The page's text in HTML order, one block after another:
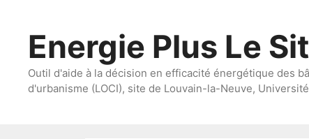
contenuEnergie Plus Le
Outil d'aide à la décision en efficacité énergétique des
d'urbanisme (LOCI), site de Louvain-la-Neuve,